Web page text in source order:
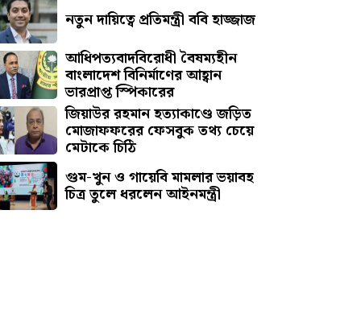
নতুন দায়িত্বে প্রতিমন্ত্রী ববি হাজ্জাজ
আধিপত্যবাদবিরোধী বৈষম্যহীন
বাংলাদেশ বিনির্মাণের আহ্বান
ভারপ্রাপ্ত স্পিকারের
জিয়াউর রহমান হত্যাকাণ্ডে জড়িত
মোজাফফরের ফেসবুক তথ্য চেয়ে
মেটাকে চিঠি
গুম-খুন ও গায়েবি মামলার ভয়াবহ
চিত্র তুলে ধরলেন আইনমন্ত্রী